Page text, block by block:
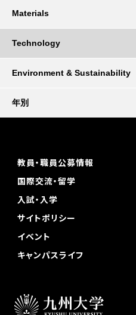
Materials
Technology
Environment & Sustainability
年別
教員・職員公募情報
国際交流・留学
入試・入学
サイトポリシー
イベント
キャンパスライフ